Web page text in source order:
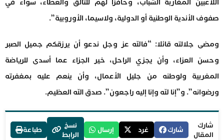
اللاعبين المغاربة الشباب، وحافزا لهم للتألق والعطاء، سواء في
صفوف الأندية الوطنية أو الدولية، ولاسيما، الأوروبية”.
ومضى جلالته قائلا: “فالله عز وجل ندعو أن يرزقكم جميل الصبر
وحسن العزاء، وأن يجزي الراحل، خير الجزاء عما أسدى للرياضة
المغربية ولوطنه من جليل الأعمال، وأن ينعم عليه بمغفرته
ورضوانه”. و”إنا لله وإنا إليه راجعون”. صدق الله العظيم.
شارك
المقال
شارك غرد إرسال
نسخ
الرابط
طباعة